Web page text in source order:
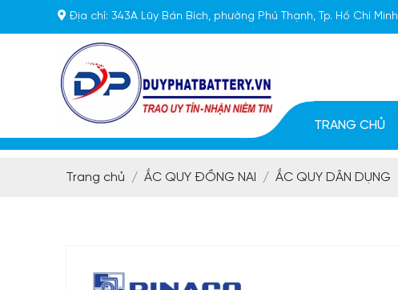
Địa chỉ: 343A Lũy Bán Bích, phường Phú Thạnh, Tp. Hồ Chí Minh
TRANG CHỦ
Trang chủ ẮC QUY ĐỒNG NAI ẮC QUY DÂN DỤNG